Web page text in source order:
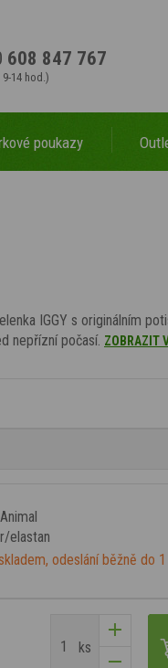
608 847 767
9-14 hod.)
poukazy
IGGY s originálním
nepřízní počasí. ZOBRAZIT
elastan
odeslání běžně do
ks